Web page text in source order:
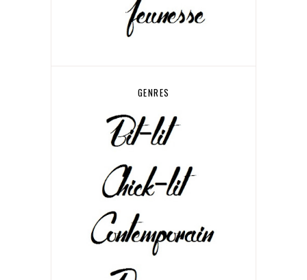
GENRES